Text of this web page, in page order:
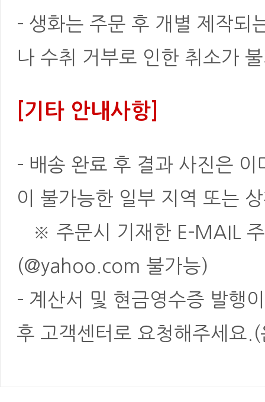
- 생화는 주문 후 개별 제작되
나 수취 거부로 인한 취소가
[기타 안내사항]
- 배송 완료 후 결과 사진은
이 불가능한 일부 지역 또는
※ 주문시 기재한 E-MAIL 주
(@yahoo.com 불가능)
- 계산서 및 현금영수증 발행
후 고객센터로 요청해주세요